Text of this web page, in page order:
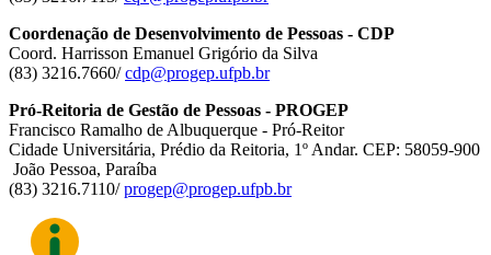
Coordenação de Desenvolvimento de Pessoas - CDP
Coord. Harrisson Emanuel Grigório da Silva
(83) 3216.7660/cdp@progep.ufpb.br
Pró-Reitoria de Gestão de Pessoas - PROGEP
Francisco Ramalho de Albuquerque - Pró-Reitor
Cidade Universitária, Prédio da Reitoria, 1º Andar. CEP: 58059-900
João Pessoa, Paraíba
(83) 3216.7110/progep@progep.ufpb.br